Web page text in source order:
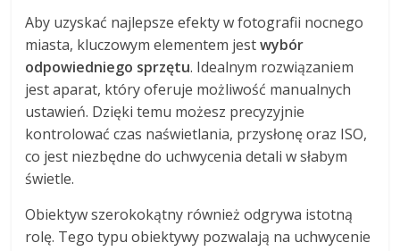
Aby uzyskać najlepsze efekty w fotografii nocnego
miasta, kluczowym elementem jestwybór
odpowiedniego sprzętu. Idealnym rozwiązaniem
jest aparat, który oferuje możliwość manualnych
ustawień. Dzięki temu możesz precyzyjnie
kontrolować czas naświetlania, przysłonę oraz ISO,
co jest niezbędne do uchwycenia detali w słabym
świetle.
Obiektyw szerokokątny również odgrywa istotną
rolę. Tego typu obiektywy pozwalają na uchwycenie